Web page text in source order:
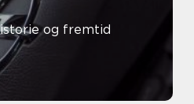
og fremtid